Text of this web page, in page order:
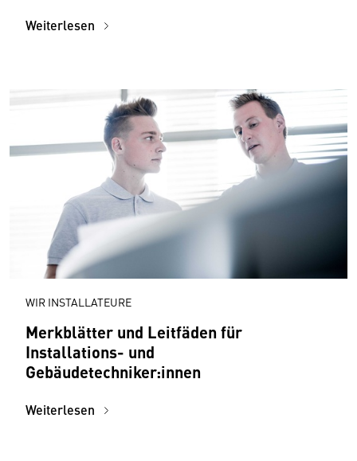
Weiterlesen
WIR INSTALLATEURE
Merkblätter und Leitfäden für
Installations- und
Gebäudetechniker:innen
Weiterlesen